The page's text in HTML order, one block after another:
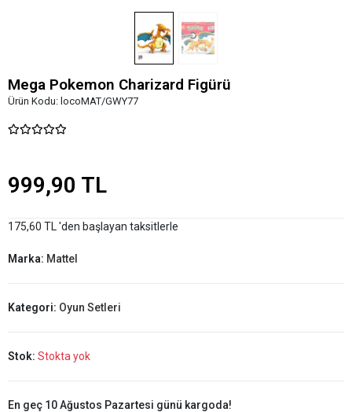
Mega Pokemon Charizard Figürü
Ürün Kodu: locoMAT/GWY77
999,90 TL
175,60 TL 'den başlayan taksitlerle
Marka: Mattel
Kategori: Oyun Setleri
Stok: Stokta yok
En geç 10 Ağustos Pazartesi günü kargoda!